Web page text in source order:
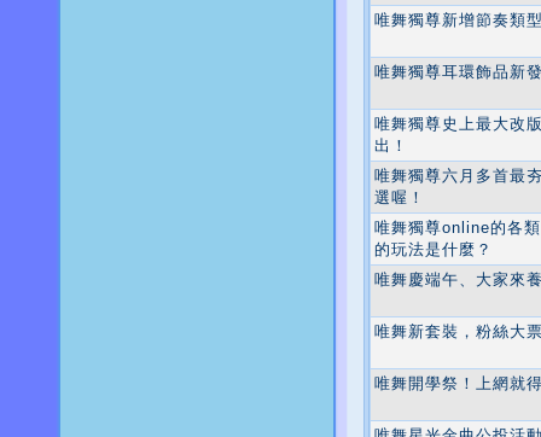
唯舞獨尊新增節奏類
唯舞獨尊耳環飾品新
唯舞獨尊史上最大改
出！
唯舞獨尊六月多首最
選喔！
唯舞獨尊online的各
的玩法是什麼？
唯舞慶端午、大家來
唯舞新套裝，粉絲大
唯舞開學祭！上網就